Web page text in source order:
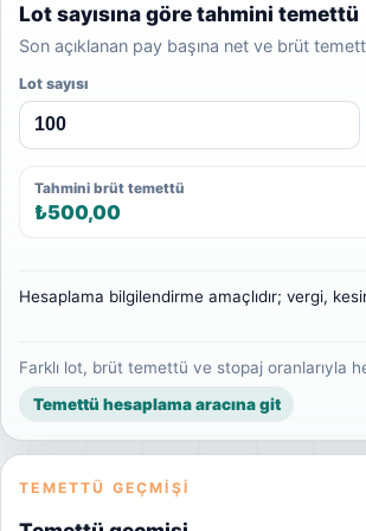
Lot sayısına göre tahmini temettü
Son açıklanan pay başına net ve brüt
Lot sayısı
Tahmini brüt temettü
₺500,00
Hesaplama bilgilendirme amaçlıdır; vergi,
Farklı lot, brüt temettü ve stopaj oranlarıyla
Temettü hesaplama aracına git
TEMETTÜ GEÇMIŞI